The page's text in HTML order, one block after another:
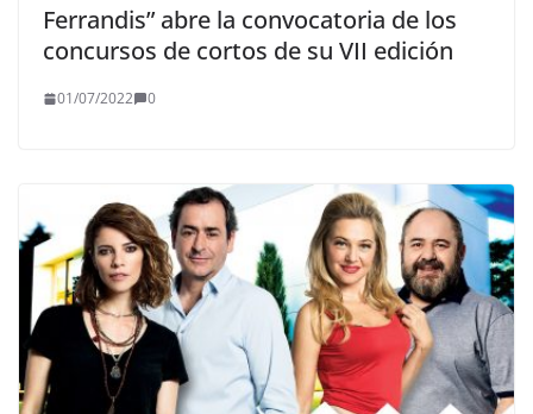
Ferrandis” abre la convocatoria de los
concursos de cortos de su VII edición
01/07/2022 0